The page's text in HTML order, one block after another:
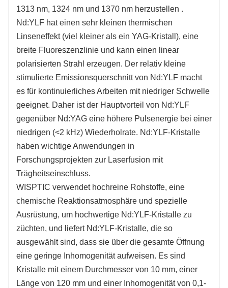
1313 nm, 1324 nm und 1370 nm herzustellen .
Nd:YLF hat einen sehr kleinen thermischen
Linseneffekt (viel kleiner als ein YAG-Kristall), eine
breite Fluoreszenzlinie und kann einen linear
polarisierten Strahl erzeugen. Der relativ kleine
stimulierte Emissionsquerschnitt von Nd:YLF macht
es für kontinuierliches Arbeiten mit niedriger Schwelle
geeignet. Daher ist der Hauptvorteil von Nd:YLF
gegenüber Nd:YAG eine höhere Pulsenergie bei einer
niedrigen (<2 kHz) Wiederholrate. Nd:YLF-Kristalle
haben wichtige Anwendungen in
Forschungsprojekten zur Laserfusion mit
Trägheitseinschluss.
WISPTIC verwendet hochreine Rohstoffe, eine
chemische Reaktionsatmosphäre und spezielle
Ausrüstung, um hochwertige Nd:YLF-Kristalle zu
züchten, und liefert Nd:YLF-Kristalle, die so
ausgewählt sind, dass sie über die gesamte Öffnung
eine geringe Inhomogenität aufweisen. Es sind
Kristalle mit einem Durchmesser von 10 mm, einer
Länge von 120 mm und einer Inhomogenität von 0,1-